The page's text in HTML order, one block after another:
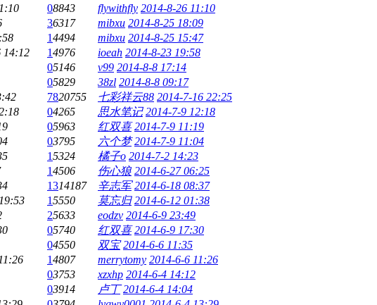
08843 flywithfly 2014-8-26 11:10
36317 mibxu 2014-8-25 18:09
14494 mibxu 2014-8-25 15:47
14:12 14976 ioeah 2014-8-23 19:58
05146 v99 2014-8-8 17:14
05829 38zl 2014-8-8 09:17
7820755 七彩祥云88 2014-7-16 22:25
04265 思水笔记 2014-7-9 12:18
05963 红双喜 2014-7-9 11:19
03795 六个梦 2014-7-9 11:04
15324 橘子o 2014-7-2 14:23
14506 伤心狼 2014-6-27 06:25
1314187 辛志军 2014-6-18 08:37
15550 莫忘归 2014-6-12 01:38
25633 eodzv 2014-6-9 23:49
05740 红双喜 2014-6-9 17:30
04550 双宝 2014-6-6 11:35
14807 merrytomy 2014-6-6 11:26
03753 xzxhp 2014-6-4 14:12
03914 卢丁 2014-6-4 14:04